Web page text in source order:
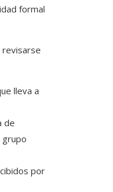
formal
revisarse
lleva a
de
grupo
por